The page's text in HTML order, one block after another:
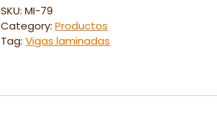
SKU:MI-79
Category:Productos
Tag:Vigas laminadas